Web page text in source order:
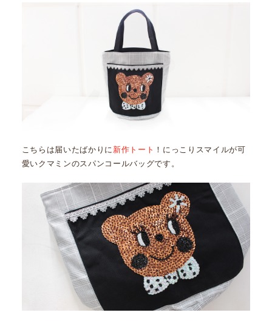
こちらは届いたばかりに 新作トート ！にっこりスマイルが可
愛いクマミンのスパンコールバッグです。